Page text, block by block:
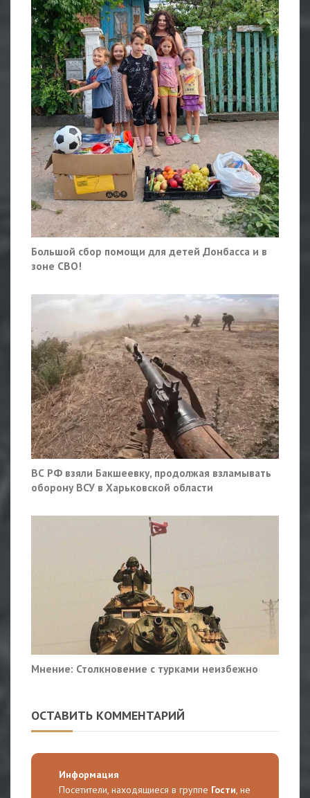
Большой сбор помощи для детей Донбасса и в
зоне СВО!
ВС РФ взяли Бакшеевку, продолжая взламывать
оборону ВСУ в Харьковской области
Мнение: Столкновение с турками неизбежно
ОСТАВИТЬ КОММЕНТАРИЙ
Информация
Посетители, находящиеся в группе Гости, не